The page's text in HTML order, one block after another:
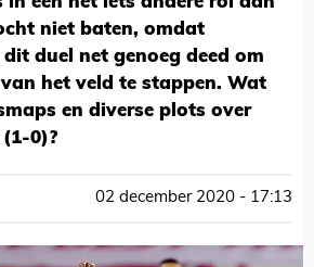
niet baten, omdat
duel net genoeg deed om
het veld te stappen. Wat
en diverse plots over
0)?
02 december 2020 - 17:13